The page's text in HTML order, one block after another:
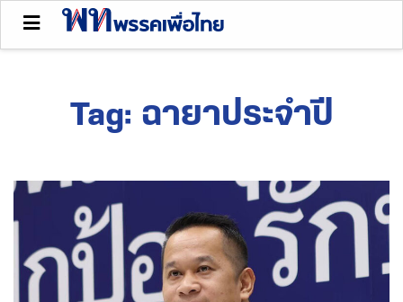
Tag: ฉายาประจำปี